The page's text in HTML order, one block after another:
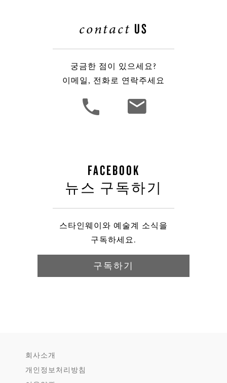
contact US
궁금한 점이 있으세요?
이메일, 전화로 연락주세요
FACEBOOK
뉴스 구독하기
스타인웨이와 예술계 소식을
구독하세요.
구독하기
회사소개
개인정보처리방침